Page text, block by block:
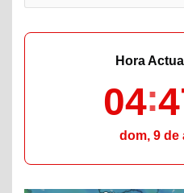
Hora
04
dom, 9 de